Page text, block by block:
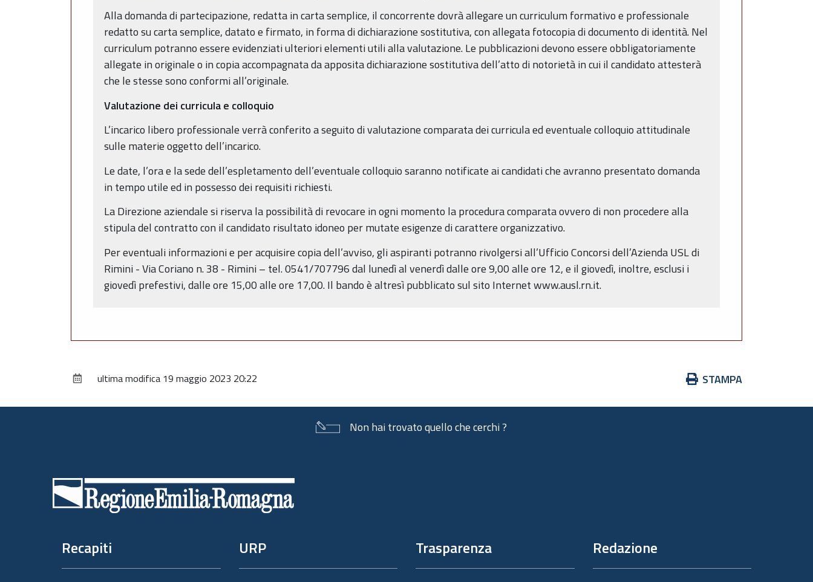
Alla domanda di partecipazione, redatta in carta semplice, il concorrente dovrà allegare un curriculum formativo e professionale
redatto su carta semplice, datato e firmato, in forma di dichiarazione sostitutiva, con allegata fotocopia di documento di identità. Nel
curriculum potranno essere evidenziati ulteriori elementi utili alla valutazione. Le pubblicazioni devono essere obbligatoriamente
allegate in originale o in copia accompagnata da apposita dichiarazione sostitutiva dell’atto di notorietà in cui il candidato attesterà
che le stesse sono conformi all’originale.
Valutazione dei curricula e colloquio
L’incarico libero professionale verrà conferito a seguito di valutazione comparata dei curricula ed eventuale colloquio attitudinale
sulle materie oggetto dell’incarico.
Le date, l’ora e la sede dell’espletamento dell’eventuale colloquio saranno notificate ai candidati che avranno presentato domanda
in tempo utile ed in possesso dei requisiti richiesti.
La Direzione aziendale si riserva la possibilità di revocare in ogni momento la procedura comparata ovvero di non procedere alla
stipula del contratto con il candidato risultato idoneo per mutate esigenze di carattere organizzativo.
Per eventuali informazioni e per acquisire copia dell’avviso, gli aspiranti potranno rivolgersi all’Ufficio Concorsi dell’Azienda USL di
Rimini - Via Coriano n. 38 - Rimini – tel. 0541/707796 dal lunedì al venerdì dalle ore 9,00 alle ore 12, e il giovedì, inoltre, esclusi i
giovedì prefestivi, dalle ore 15,00 alle ore 17,00. Il bando è altresì pubblicato sul sito Internet www.ausl.rn.it.
Azioni
documento
STAMPA
ultima modifica 19 maggio 2023 20:22
Non hai trovato quello che cerchi ?
Recapiti URP Trasparenza Redazione